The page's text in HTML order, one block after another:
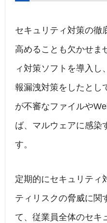
セキュリティ対策の徹
高めることも欠かせま
ィ対策ソフトを導入し
報漏洩対策をしたとし
が不審なファイルや
ば、マルウェアに感染
す。
定期的にセキュリティ
ティリスクの脅威に関
て、従業員全体のセキ